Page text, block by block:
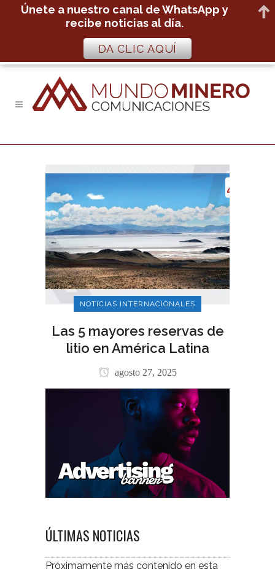
NOTICIAS INTERNACIONALES
Las 5 mayores reservas de
litio en América Latina
agosto 27, 2025
ÚLTIMAS NOTICIAS
Próximamente más contenido en esta
Únete a nuestro canal de WhatsApp y
recibe noticias al día.
DA CLIC AQUÍ